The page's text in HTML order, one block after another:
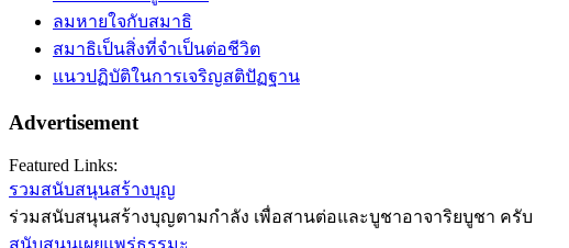
ลมหายใจกับสมาธิ
สมาธิเป็นสิ่งที่จำเป็นต่อชีวิต
แนวปฏิบัติในการเจริญสติปัฏฐาน
Advertisement
Featured Links:
รวมสนับสนุนสร้างบุญ
ร่วมสนับสนุนสร้างบุญตามกำลัง เพื่อสานต่อและบูชาอาจาริยบูชา ครับ
สนับสนุนเผยแพร่ธรรมะ